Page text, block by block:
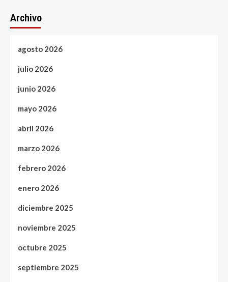
Archivo
agosto 2026
julio 2026
junio 2026
mayo 2026
abril 2026
marzo 2026
febrero 2026
enero 2026
diciembre 2025
noviembre 2025
octubre 2025
septiembre 2025